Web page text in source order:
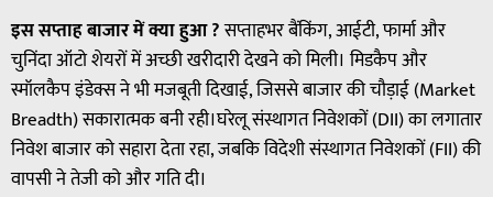
इस सप्ताह बाजार में क्या हुआ ?सप्ताहभर बैंकिंग, आईटी, फार्मा और
चुनिंदा ऑटो शेयरों में अच्छी खरीदारी देखने को मिली। मिडकैप और
स्मॉलकैप इंडेक्स ने भी मजबूती दिखाई, जिससे बाजार की चौड़ाई (Market
Breadth) सकारात्मक बनी रही।घरेलू संस्थागत निवेशकों (DII) का लगातार
निवेश बाजार को सहारा देता रहा, जबकि विदेशी संस्थागत निवेशकों (FII) की
वापसी ने तेजी को और गति दी।